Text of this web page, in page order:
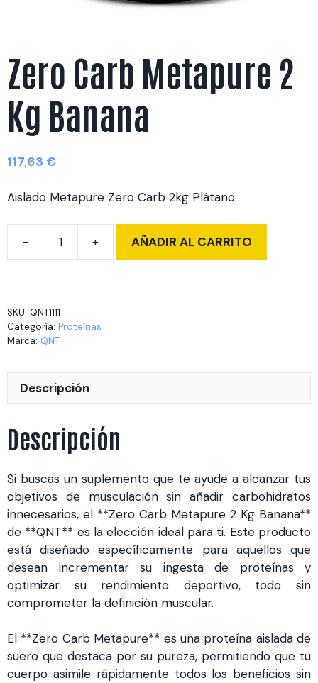
Zero Carb Metapure 2
Kg Banana
117,63 €
Aislado Metapure Zero Carb 2kg Plátano.
Zero
Metapure
AÑADIR AL CARRITO
SKU: QNT1111
Categoría: Proteínas
Marca: QNT
Descripción
Descripción
Si buscas un suplemento que te ayude a alcanzar tus
objetivos de musculación sin añadir carbohidratos
innecesarios, el **Zero Carb Metapure 2 Kg Banana**
de **QNT** es la elección ideal para ti. Este producto
está diseñado específicamente para aquellos que
desean incrementar su ingesta de proteínas y
optimizar su rendimiento deportivo, todo sin
comprometer la definición muscular.
El **Zero Carb Metapure** es una proteína aislada de
suero que destaca por su pureza, permitiendo que tu
cuerpo asimile rápidamente todos los beneficios sin